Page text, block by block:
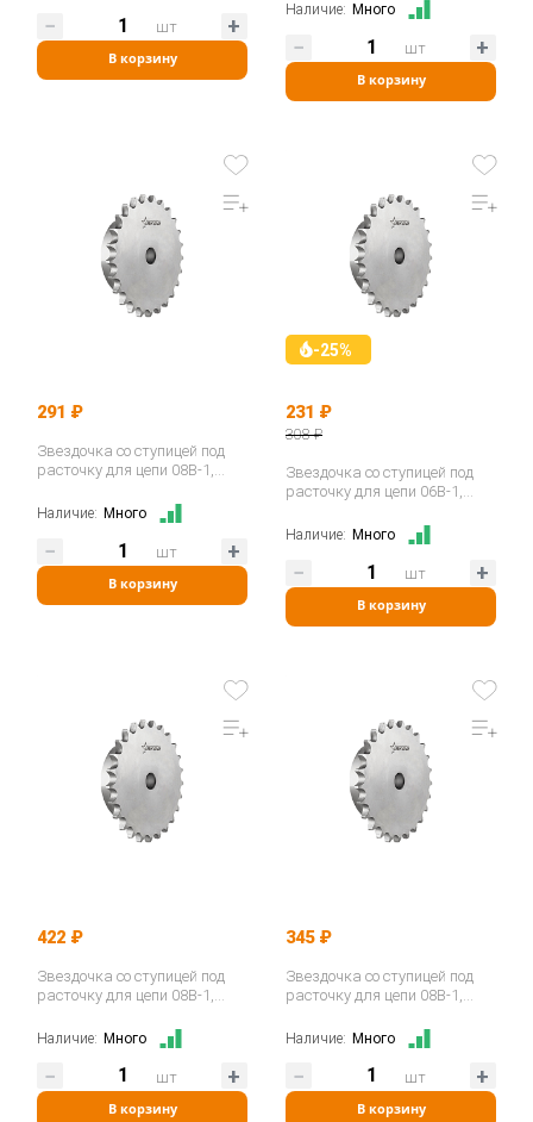
В корзину
шт
Наличие: Много
В корзину
шт
291 ₽
Звездочка со ступицей под
расточку для цепи 08B-1,
Наличие: Много
В корзину
шт
-25%
231 ₽
308 ₽
Звездочка со ступицей под
расточку для цепи 06B-1,
Наличие: Много
В корзину
шт
422 ₽
Звездочка со ступицей под
расточку для цепи 08B-1,
Наличие: Много
В корзину
шт
345 ₽
Звездочка со ступицей под
расточку для цепи 08B-1,
Наличие: Много
В корзину
шт